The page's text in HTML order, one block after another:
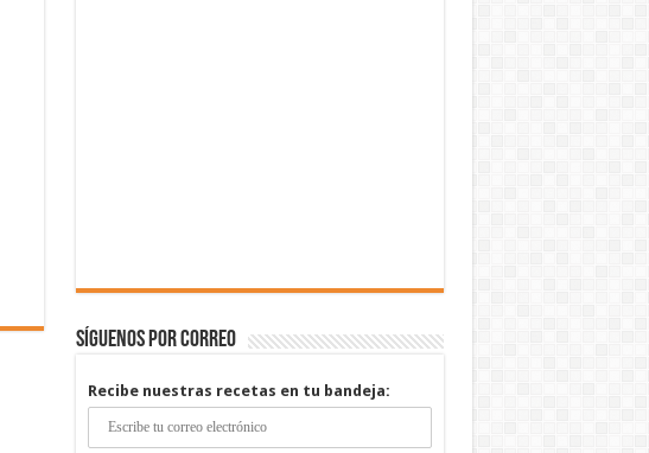
Síguenos por correo
Recibe nuestras recetas en tu bandeja: